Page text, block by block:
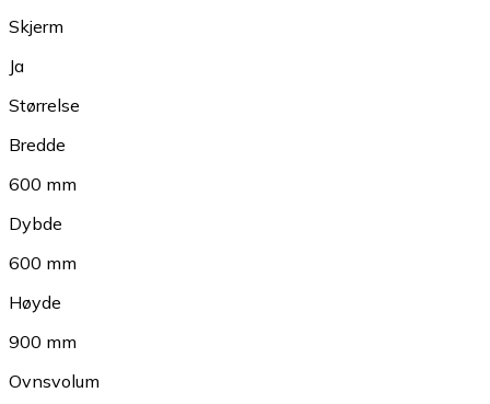
Skjerm
Ja
Størrelse
Bredde
600 mm
Dybde
600 mm
Høyde
900 mm
Ovnsvolum